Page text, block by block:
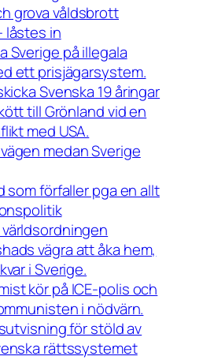
grova våldsbrott
låstes in
Sverige på illegala
ett prisjägarsystem.
Svenska 19 åringar
till Grönland vid en
med USA.
medan Sverige
som förfaller pga en allt
vägra att åka hem,
i Sverige.
kör på ICE-polis och
i nödvärn.
för stöld av
rättssystemet